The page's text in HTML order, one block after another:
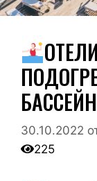
30.10.2022
225